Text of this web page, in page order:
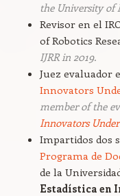
the University of
Revisor en el
of Robotics
IJRR in 2019.
Juez evaluador
Innovators
member of the
Innovators Under
Impartidos dos
Programa de
de la
Estadística en